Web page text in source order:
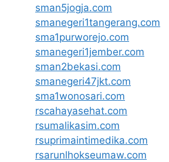
sman5jogja.com
smanegeri1tangerang.com
sma1purworejo.com
smanegeri1jember.com
sman2bekasi.com
smanegeri47jkt.com
sma1wonosari.com
rscahayasehat.com
rsumalikasim.com
rsuprimaintimedika.com
rsarunlhokseumaw.com